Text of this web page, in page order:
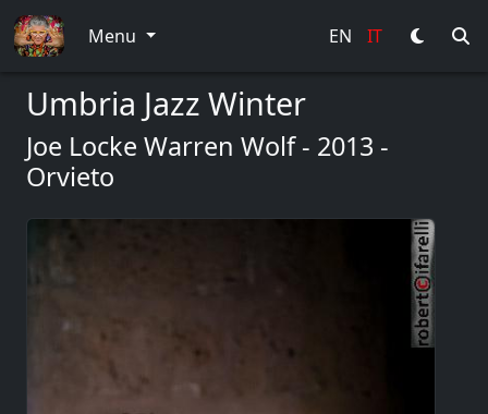
Menu EN IT
Umbria Jazz Winter
Joe Locke Warren Wolf - 2013 -
Orvieto